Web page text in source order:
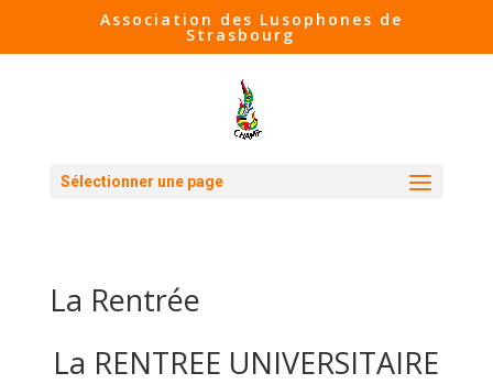
Association des Lusophones de
Strasbourg
Sélectionner une page
La Rentrée
La RENTREE UNIVERSITAIRE